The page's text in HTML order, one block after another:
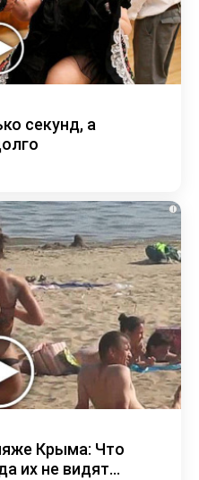
секунд, а
i
Крыма: Что
их не видят...